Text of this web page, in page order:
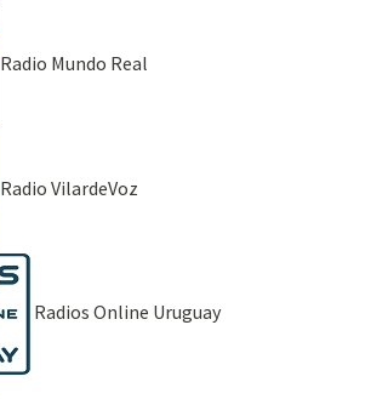
Radio Mundo Real
Radio VilardeVoz
Radios Online Uruguay